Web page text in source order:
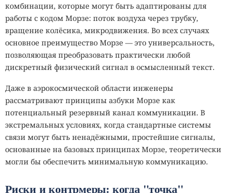
комбинации, которые могут быть адаптированы для
работы с кодом Морзе: поток воздуха через трубку,
вращение колёсика, микродвижения. Во всех случаях
основное преимущество Морзе — это универсальность,
позволяющая преобразовать практически любой
дискретный физический сигнал в осмысленный текст.
Даже в аэрокосмической области инженеры
рассматривают принципы азбуки Морзе как
потенциальный резервный канал коммуникации. В
экстремальных условиях, когда стандартные системы
связи могут быть ненадёжными, простейшие сигналы,
основанные на базовых принципах Морзе, теоретически
могли бы обеспечить минимальную коммуникацию.
Риски и контрмеры: когда "точка"